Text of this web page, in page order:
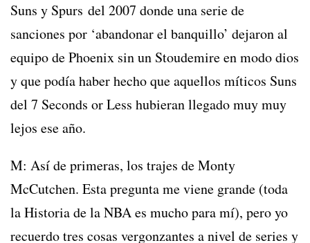
Suns y Spurs del 2007 donde una serie de
sanciones por ‘abandonar el banquillo’ dejaron al
equipo de Phoenix sin un Stoudemire en modo dios
y que podía haber hecho que aquellos míticos Suns
del 7 Seconds or Less hubieran llegado muy muy
lejos ese año.
M: Así de primeras, los trajes de Monty
McCutchen. Esta pregunta me viene grande (toda
la Historia de la NBA es mucho para mí), pero yo
recuerdo tres cosas vergonzantes a nivel de series y